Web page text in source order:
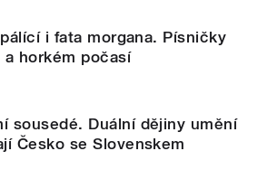
i fata morgana. Písničky
a horkém počasí
sousedé. Duální dějiny umění
Česko se Slovenskem